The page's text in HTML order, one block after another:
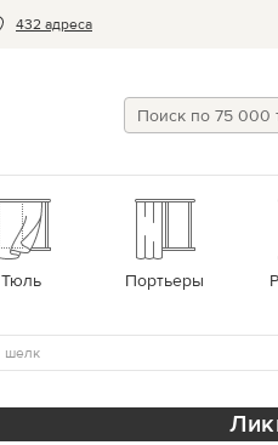
432 адреса
Тюль Портьеры
шелк